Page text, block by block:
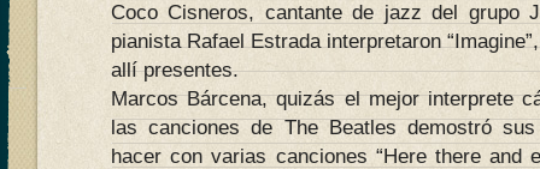
Coco Cisneros, cantante de jazz del grupo
pianista Rafael Estrada interpretaron
allí presentes.
Marcos Bárcena, quizás el mejor interprete
las canciones de The Beatles demostró
hacer con varias canciones “Here there and